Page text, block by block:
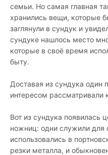
семьи. Но самая главная
хранились вещи, которые
заглянули в сундук и
сундуке нашлось место
которые в своё время
быту.
Доставая из сундука один
интересом рассматривали
Вот из сундука появилась
ножниц: одни служили для
использовались в
резки металла, и